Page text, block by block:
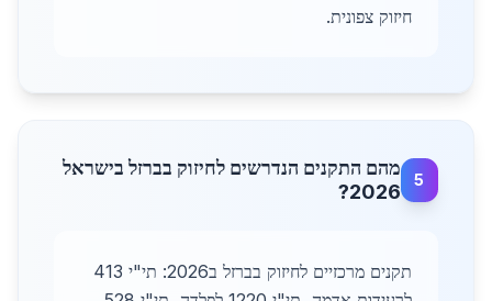
חיזוק צפונית.
5
מהם התקנים הנדרשים לחיזוק בברזל בישראל
2026?
תקנים מרכזיים לחיזוק בברזל ב2026: תי"י 413